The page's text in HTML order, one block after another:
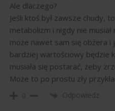
Ale dlaczego?
Jeśli ktoś był zawsze chudy,
metabolizm i nigdy nie
może nawet sam się obżera i
bardziej wartościowy będzie
musiała się postarać, żeby
Może to po prostu zły
0 Odpowiedz